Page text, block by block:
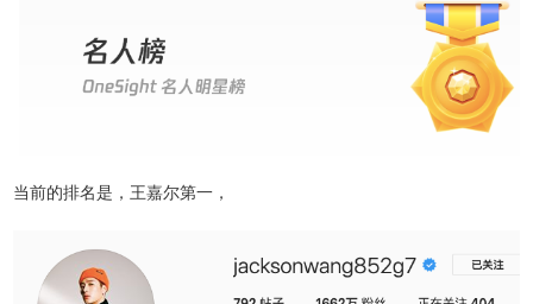
当前的排名是，王嘉尔第一，